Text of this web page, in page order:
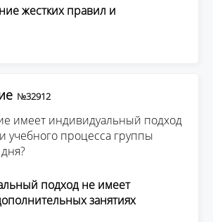
жестких правил и
№32912
имеет индивидуальный подход
учебного процесса группы
подход не имеет
занятиях